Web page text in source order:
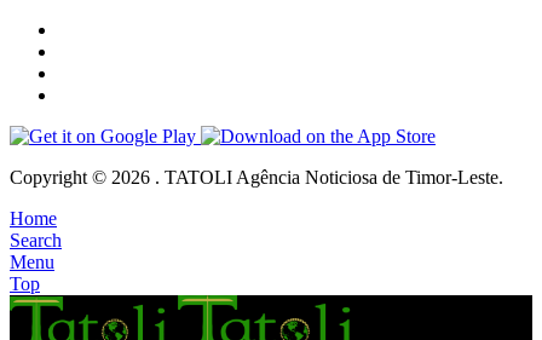
Copyright © 2026 . TATOLI Agência Noticiosa de Timor-Leste.
Home
Search
Menu
Top